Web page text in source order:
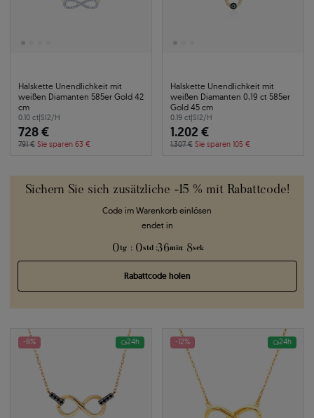
Sichern Sie sich zusätzliche -15 % mit Rabattcode!
Code im Warenkorb einlösen
endet in
0 tg : 0std :36min: 7sek
Rabattcode holen
Halskette Unendlichkeit mit
weißen Diamanten 585er Gold 42
cm
0.10 ct|SI2/H
728 €
791 € Sie sparen 63 €
Halskette Unendlichkeit mit
weißen Diamanten 0,19 ct 585er
Gold 45 cm
0.19 ct|SI2/H
1.202 €
1.307 € Sie sparen 105 €
-8% 24h -12% 24h